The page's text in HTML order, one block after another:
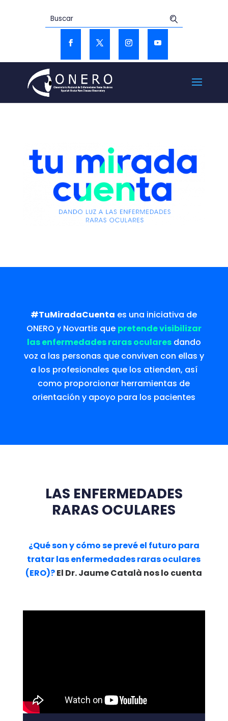
#TuMiradaCuenta es una iniciativa de
ONERO y Novartis que pretende visibilizar
las enfermedades raras ocularesdando
voz a las personas que conviven con ellas y
a los profesionales que los atienden, así
como proporcionar herramientas de
orientación y apoyo para los pacientes
LAS ENFERMEDADES
RARAS OCULARES
¿Qué son y cómo se prevé el futuro para
tratar las enfermedades raras oculares
(ERO)?El Dr. Jaume Català nos lo cuenta